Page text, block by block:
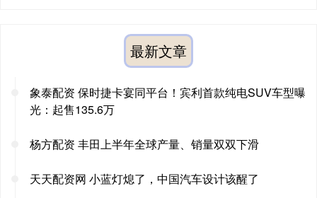
最新文章
象泰配资 保时捷卡宴同平台！宾利首款纯电SUV车型曝
光：起售135.6万
杨方配资 丰田上半年全球产量、销量双双下滑
天天配资网 小蓝灯熄了，中国汽车设计该醒了